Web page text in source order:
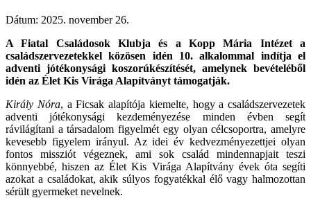
Dátum: 2025. november 26.
A Fiatal Családosok Klubja és a Kopp Mária Intézet a
családszervezetekkel közösen idén 10. alkalommal indítja el
adventi jótékonysági koszorúkészítését, amelynek bevételéből
idén az Élet Kis Virága Alapítványt támogatják.
Király Nóra, a Ficsak alapítója kiemelte, hogy a családszervezetek
adventi jótékonysági kezdeményezése minden évben segít
rávilágítani a társadalom figyelmét egy olyan célcsoportra, amelyre
kevesebb figyelem irányul. Az idei év kedvezményezettjei olyan
fontos missziót végeznek, ami sok család mindennapjait teszi
könnyebbé, hiszen az Élet Kis Virága Alapítvány évek óta segíti
azokat a családokat, akik súlyos fogyatékkal élő vagy halmozottan
sérült gyermeket nevelnek.